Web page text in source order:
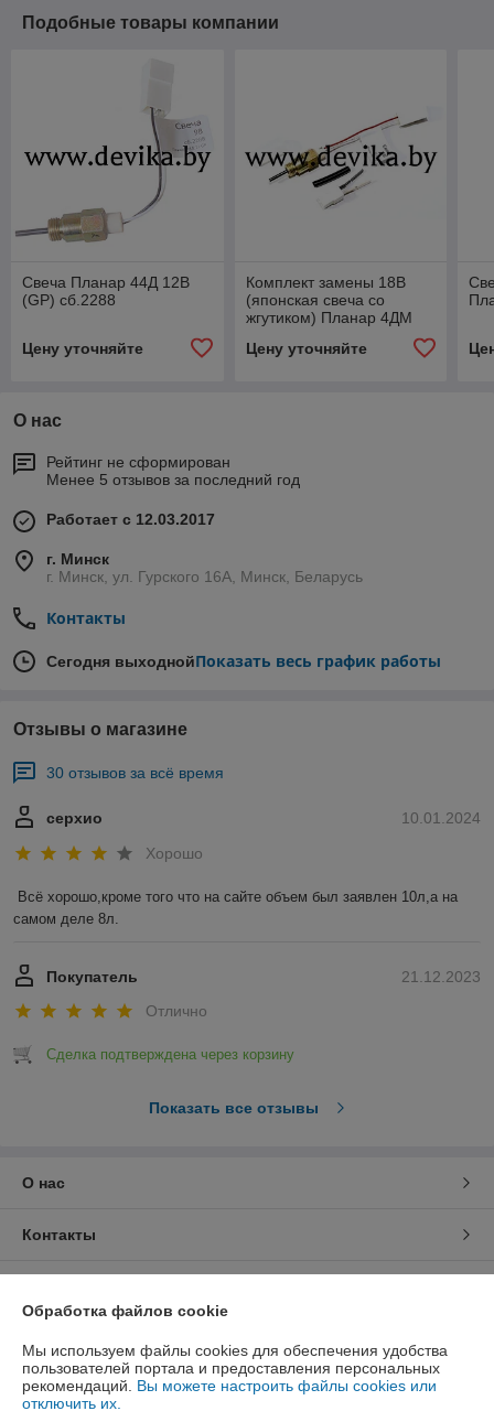
Подобные товары компании
Свеча Планар 44Д 12В
(GP) сб.2288
Цену уточняйте
Комплект замены 18В
(японская свеча со
жгутиком) Планар 4ДМ
Цену уточняйте
О нас
Рейтинг не сформирован
Менее 5 отзывов за последний год
Работает с 12.03.2017
г. Минск
г. Минск, ул. Гурского 16А, Минск, Беларусь
Контакты
Сегодня выходнойПоказать весь график работы
Отзывы о магазине
30 отзывов за всё время
10.01.2024
серхио
Хорошо
Всё хорошо,кроме того что на сайте объем был заявлен 10л,а на
самом деле 8л.
21.12.2023
Покупатель
Отлично
Сделка подтверждена через корзину
Показать все отзывы
О нас
Контакты
Полная версия сайта
Обработка файлов cookie
Мы используем файлы cookies для обеспечения удобства
пользователей портала и предоставления персональных
рекомендаций. Вы можете настроить файлы cookies или
отключить их.